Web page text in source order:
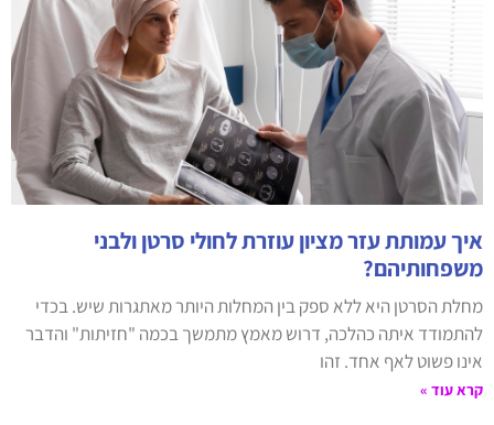
איך עמותת עזר מציון עוזרת לחולי סרטן ולבני
משפחותיהם?
מחלת הסרטן היא ללא ספק בין המחלות היותר מאתגרות שיש. בכדי
להתמודד איתה כהלכה, דרוש מאמץ מתמשך בכמה "חזיתות" והדבר
אינו פשוט לאף אחד. זהו
קרא עוד »